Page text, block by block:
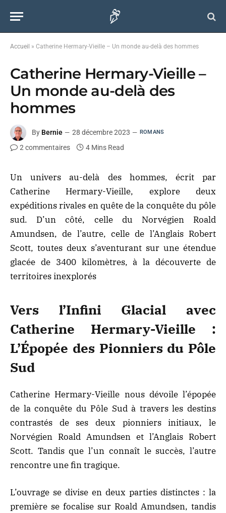
Accueil » Catherine Hermary-Vieille – Un monde au-delà des hommes
Catherine Hermary-Vieille –
Un monde au-delà des
hommes
By Bernie 28 décembre 2023 ROMANS
2 commentaires 4 Mins Read
Un univers au-delà des hommes, écrit par
Catherine Hermary-Vieille, explore deux
expéditions rivales en quête de la conquête du pôle
sud. D’un côté, celle du Norvégien Roald
Amundsen, de l’autre, celle de l’Anglais Robert
Scott, toutes deux s’aventurant sur une étendue
glacée de 3400 kilomètres, à la découverte de
territoires inexplorés
Vers l’Infini Glacial avec
Catherine Hermary-Vieille :
L’Épopée des Pionniers du Pôle
Sud
Catherine Hermary-Vieille nous dévoile l’épopée
de la conquête du Pôle Sud à travers les destins
contrastés de ses deux pionniers initiaux, le
Norvégien Roald Amundsen et l’Anglais Robert
Scott. Tandis que l’un connaît le succès, l’autre
rencontre une fin tragique.
L’ouvrage se divise en deux parties distinctes : la
première se focalise sur Roald Amundsen, tandis